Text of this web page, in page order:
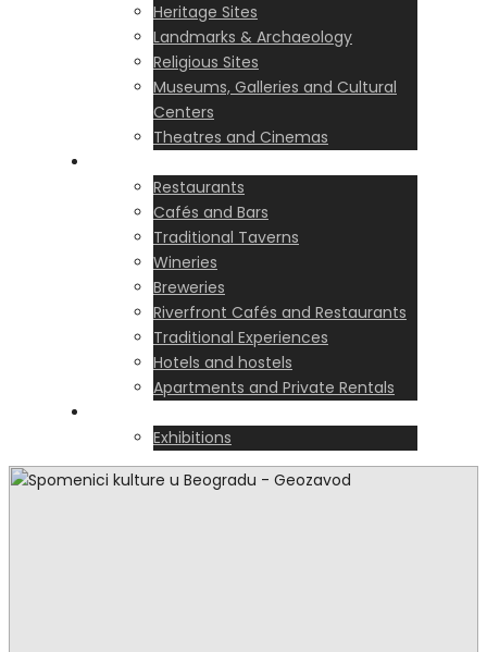
Heritage Sites
Landmarks & Archaeology
Religious Sites
Museums, Galleries and Cultural
Centers
Theatres and Cinemas
Restaurants
Cafés and Bars
Traditional Taverns
Wineries
Breweries
Riverfront Cafés and Restaurants
Traditional Experiences
Hotels and hostels
Apartments and Private Rentals
Exhibitions